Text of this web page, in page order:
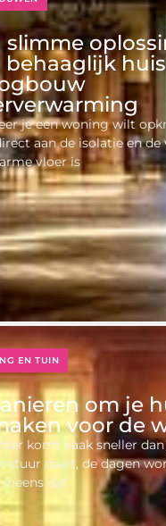
slimme
behaaglijk
je een woning wilt
aan de isolatie en
vloer is
EN TUIN
om je
voor de
komt vaak sneller
daalt, de dagen
dat